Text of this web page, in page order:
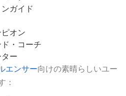
ガイド
オン
・コーチ
ー
エンサー向けの素晴らしいユー
：